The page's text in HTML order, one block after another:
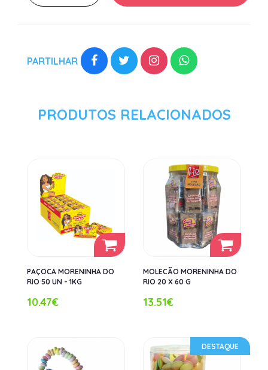
PARTILHAR
PRODUTOS RELACIONADOS
PAÇOCA MORENINHA DO
RIO 50 UN - 1KG
10.47€
MOLECÃO MORENINHA DO
RIO 20 X 60 G
13.51€
DESTAQUE